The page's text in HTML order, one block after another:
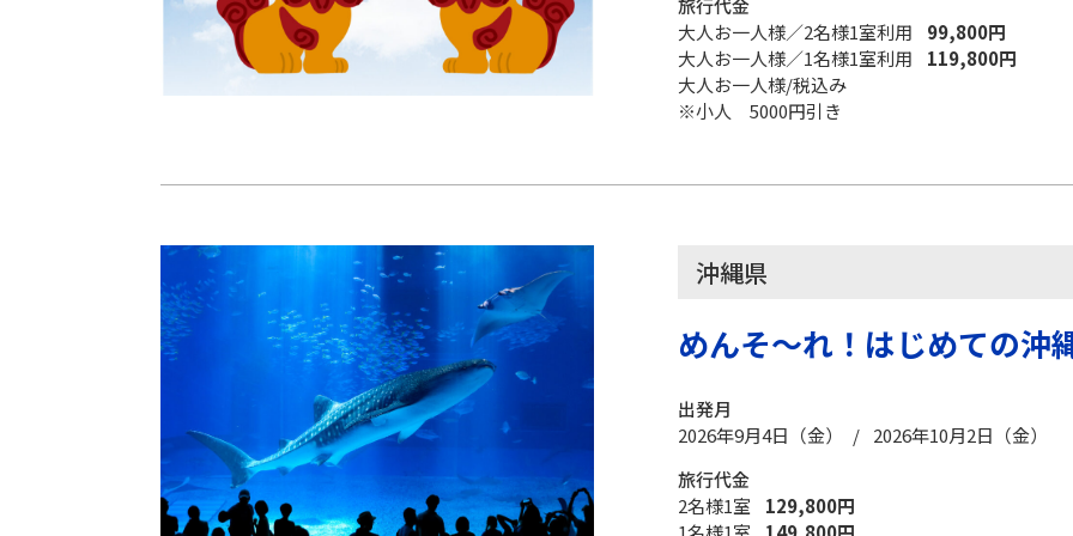
旅行代金
大人お一人様／2名様1室利用
99,800円
大人お一人様／1名様1室利用
119,800円
大人お一人様/税込み
※小人 5000円引き
沖縄県
めんそ～れ！はじめての
出発月
2026年9月4日（金） / 2026年10月2日（金）
旅行代金
2名様1室
129,800円